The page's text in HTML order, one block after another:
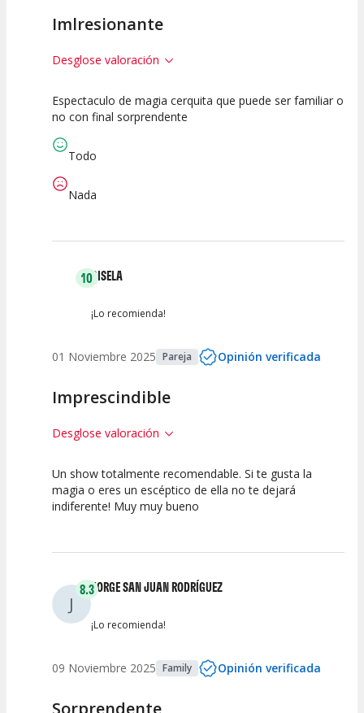
Imlresionante
Desglose valoración
10
Espectáculo
10 10
Espectaculo de magia cerquita que puede ser familiar o
no con final sorprendente
Todo
Nada
10GISELA
¡Lo recomienda!
01 Noviembre 2025 Pareja Opinión verificada
Imprescindible
Desglose valoración
10
Calidad del
10
Puesta en
10
Interpretación
Un show totalmente recomendable. Si te gusta la
magia o eres un escéptico de ella no te dejará
indiferente! Muy muy bueno
J
8.3JORGE SAN JUAN RODRÍGUEZ
¡Lo recomienda!
09 Noviembre 2025 Family Opinión verificada
Sorprendente